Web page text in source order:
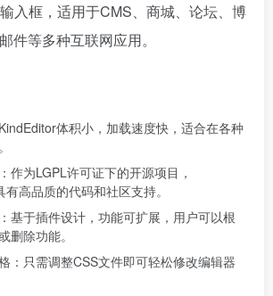
入框，适用于CMS、商城、论坛、博
件等多种互联网应用。
体积小，加载速度快，适合在各种
作为LGPL许可证下的开源项目，
高品质的代码和社区支持。
基于插件设计，功能可扩展，用户可以根
删除功能。
：只需调整CSS文件即可轻松修改编辑器